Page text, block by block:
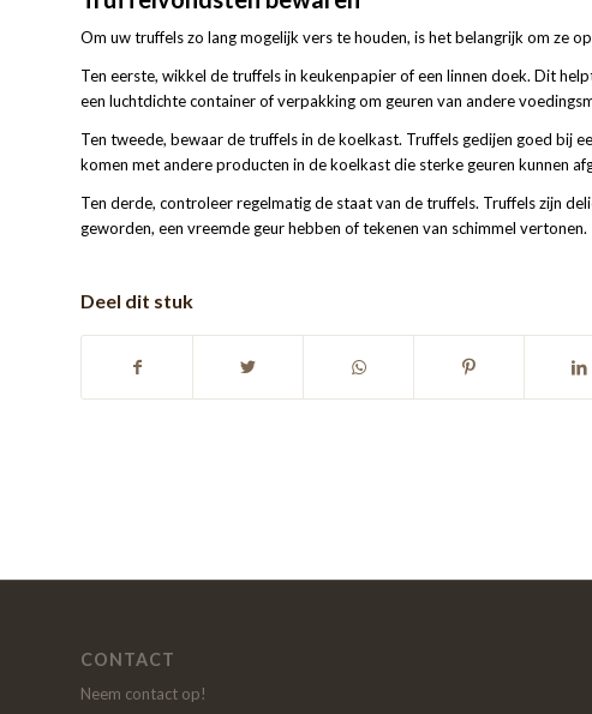
Om uw truffels zo lang mogelijk vers te houden, is het belangrijk om ze
Ten eerste, wikkel de truffels in keukenpapier of een linnen doek. Dit
een luchtdichte container of verpakking om geuren van andere
Ten tweede, bewaar de truffels in de koelkast. Truffels gedijen goed bij
komen met andere producten in de koelkast die sterke geuren kunnen
Ten derde, controleer regelmatig de staat van de truffels. Truffels zijn
geworden, een vreemde geur hebben of tekenen van schimmel vertonen.
Deel dit stuk
CONTACT
Neem contact op!